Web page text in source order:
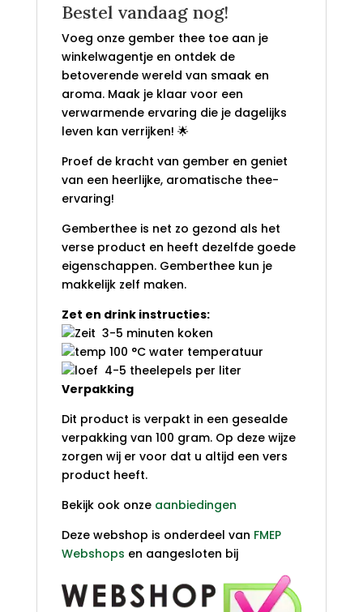
Bestel vandaag nog!
Voeg onze gember thee toe aan je
winkelwagentje en ontdek de
betoverende wereld van smaak en
aroma. Maak je klaar voor een
verwarmende ervaring die je dagelijks
leven kan verrijken! 🌟
Proef de kracht van gember en geniet
van een heerlijke, aromatische thee-
ervaring!
Gemberthee is net zo gezond als het
verse product en heeft dezelfde goede
eigenschappen. Gemberthee kun je
makkelijk zelf maken.
Zet en drink instructies:
3-5 minuten koken
100 °C water temperatuur
4-5 theelepels per liter
Verpakking
Dit product is verpakt in een gesealde
verpakking van 100 gram. Op deze wijze
zorgen wij er voor dat u altijd een vers
product heeft.
Bekijk ook onze aanbiedingen
Deze webshop is onderdeel van FMEP
Webshops en aangesloten bij